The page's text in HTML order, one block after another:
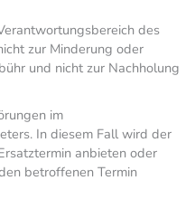
des
zur Minderung oder
und nicht zur Nachholung
im
In diesem Fall wird der
anbieten oder
betroffenen Termin